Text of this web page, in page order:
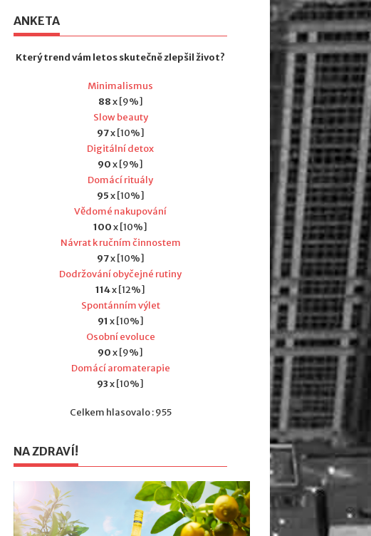
ANKETA
Který trend vám letos skutečně zlepšil život?
Minimalismus
88x [9%]
Slow beauty
97x [10%]
Digitální detox
90x [9%]
Domácí rituály
95x [10%]
Vědomé nakupování
100x [10%]
Návrat k ručním činnostem
97x [10%]
Dodržování obyčejné rutiny
114x [12%]
Spontánním výlet
91 x [10%]
Osobní evoluce
90x [9%]
Domácí aromaterapie
93x [10%]
Celkem hlasovalo : 955
NA ZDRAVÍ!